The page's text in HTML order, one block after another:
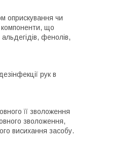
оприскування чи
компоненти, що
фенолів,
рук в
її зволоження
зволоження,
висихання засобу.